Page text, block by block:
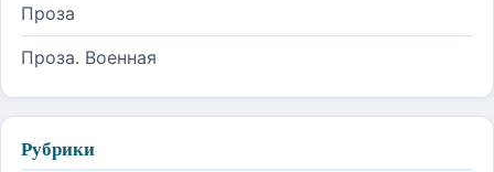
Проза
Проза. Военная
Рубрики